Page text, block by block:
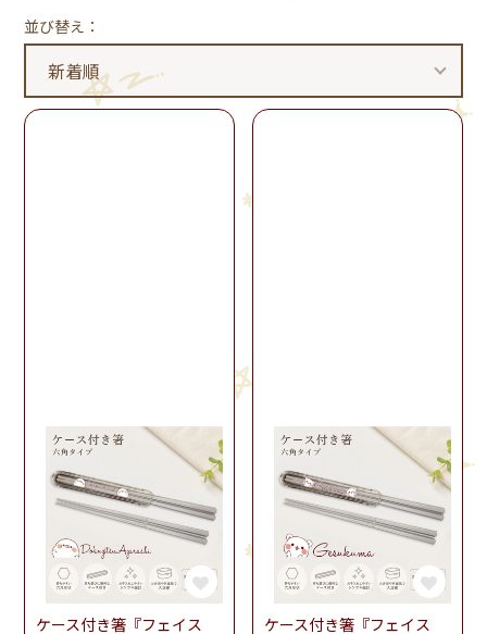
並び替え：
ケース付き箸『フェイス
ケース付き箸『フェイス